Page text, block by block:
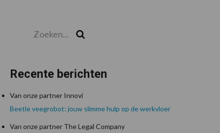
Recente berichten
Van onze partner Innovi
Beetle veegrobot: jouw slimme hulp op de werkvloer
Van onze partner The Legal Company